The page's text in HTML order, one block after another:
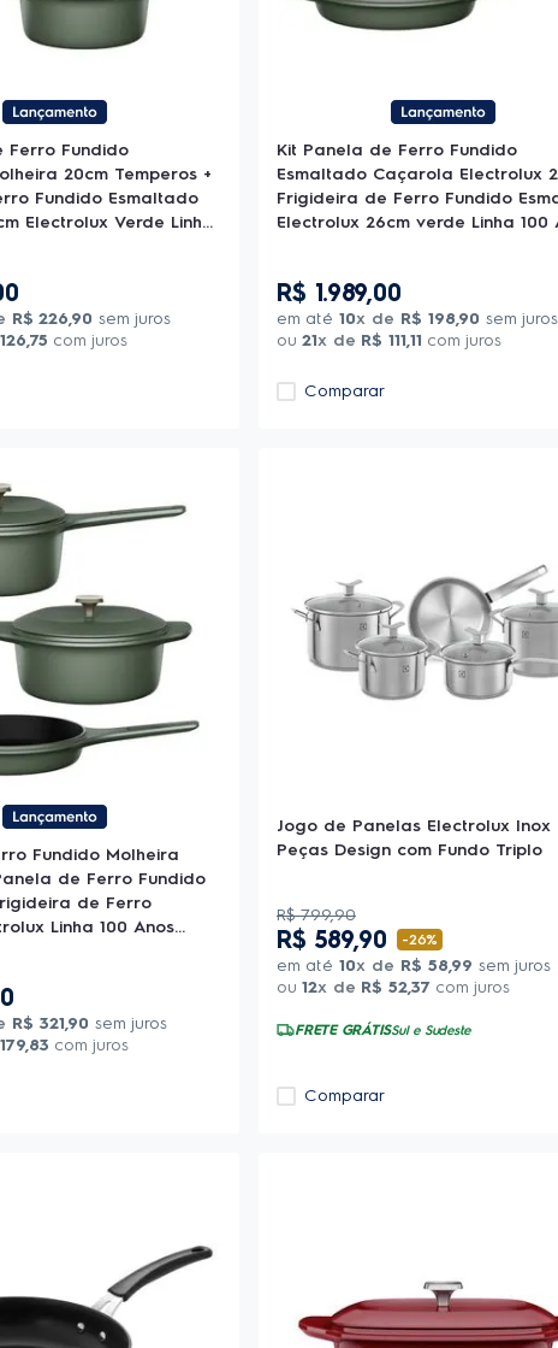
Ferro Fundido
20cm Temperos +
Fundido Esmaltado
Electrolux Verde Linha
R$ 226,90 sem juros
126,75 com juros
Kit Panela de Ferro Fundido
Esmaltado Caçarola Electrolux
Frigideira de Ferro Fundido
Electrolux 26cm verde Linha 100
R$ 1.989,00
em até 10x de R$ 198,90 sem juros
ou 21x de R$ 111,11 com juros
Comparar
Fundido Molheira
de Ferro Fundido
de Ferro
Linha 100 Anos
R$ 321,90 sem juros
179,83 com juros
Jogo de Panelas Electrolux Inox
Peças Design com Fundo Triplo
R$ 799,90
R$ 589,90 -26%
em até 10x de R$ 58,99 sem juros
ou 12x de R$ 52,37com juros
FRETE GRÁTISSul e Sudeste
Comparar